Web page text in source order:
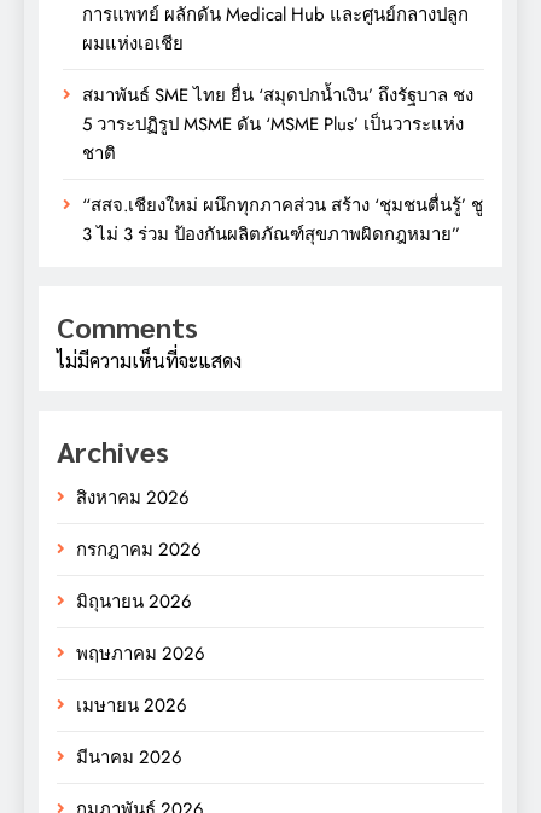
การแพทย์ ผลักดัน Medical Hub และศูนย์กลางปลูก
ผมแห่งเอเชีย
สมาพันธ์ SME ไทย ยื่น ‘สมุดปกน้ำเงิน’ ถึงรัฐบาล ชง
5 วาระปฏิรูป MSME ดัน ‘MSME Plus’ เป็นวาระแห่ง
ชาติ
“สสจ.เชียงใหม่ ผนึกทุกภาคส่วน สร้าง ‘ชุมชนตื่นรู้’ ชู
3 ไม่ 3 ร่วม ป้องกันผลิตภัณฑ์สุขภาพผิดกฎหมาย”
Comments
ไม่มีความเห็นที่จะแสดง
Archives
สิงหาคม 2026
กรกฎาคม 2026
มิถุนายน 2026
พฤษภาคม 2026
เมษายน 2026
มีนาคม 2026